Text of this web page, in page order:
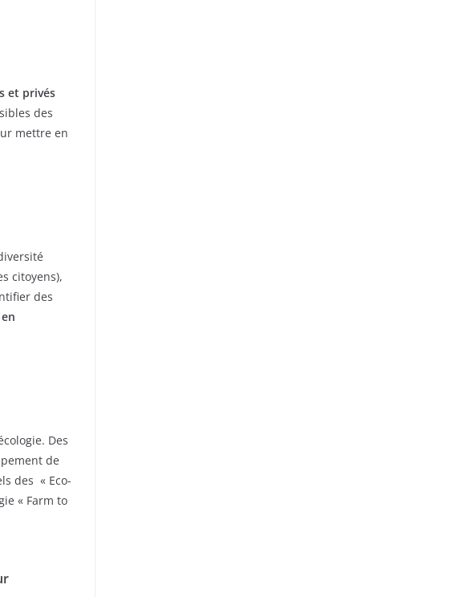
et privés
des
mettre en
citoyens),
des
Des
de
des « Eco-
« Farm to